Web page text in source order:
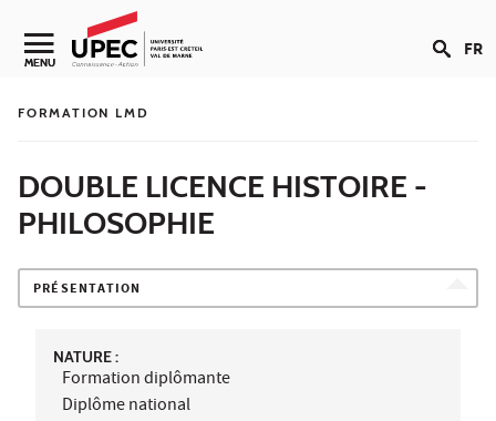
Aller au contenu
Navigation secondaire
MENU FR
FORMATION LMD
DOUBLE LICENCE HISTOIRE -
PHILOSOPHIE
PRÉSENTATION
NATURE :
Formation diplômante
Diplôme national